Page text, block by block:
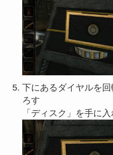
下にあるダイヤルを
ろす
「ディスク」を手に入